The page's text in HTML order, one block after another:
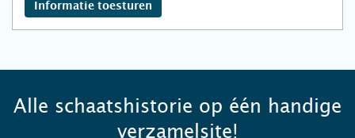
Informatie toesturen
Alle schaatshistorie op één handige
verzamelsite!